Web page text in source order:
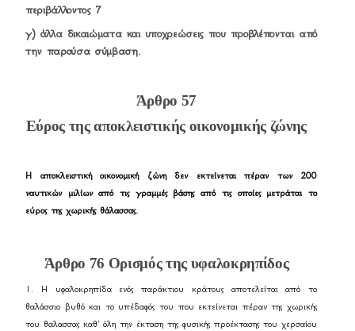
περιβάλλοντος 7
γ) άλλα δικαιώματα και υποχρεώσεις που προβλέπονται από
την παρούσα σύμβαση.
Άρθρο 57
Εύρος της αποκλειστικής οικονομικής ζώνης
Η αποκλειστική οικονομική ζώνη δεν εκτείνεται πέραν των 200
ναυτικών μιλίων από τις γραμμές βάσης από τις οποίες μετράται το
εύρος της χωρικής θάλασσας.
Άρθρο 76 Ορισμός της υφαλοκρηπίδος
1. Η υφαλοκρηπίδα ενός παράκτιου κράτους αποτελείται από το
θαλάσσιο βυθό και το υπέδαφός του που εκτείνεται πέραν της χωρικής
του θαλασσας καθ' όλη την έκταση της φυσικής προέκτασης του χερσαίου